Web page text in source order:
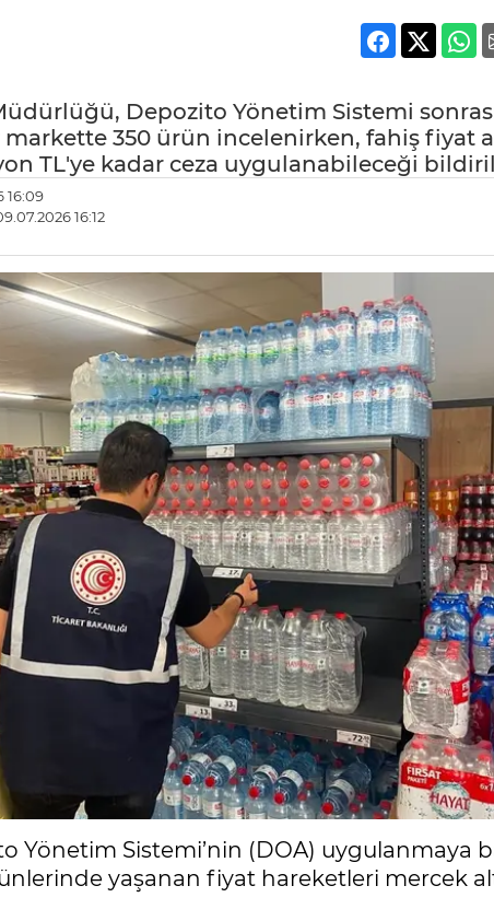
Depozito Yönetim Sistemi
350 ürün incelenirken, fahiş fiyat
TL'ye kadar ceza uygulanabileceği
16:09
16:12
Yönetim Sistemi’nin (DOA) uygulanmaya
yaşanan fiyat hareketleri mercek